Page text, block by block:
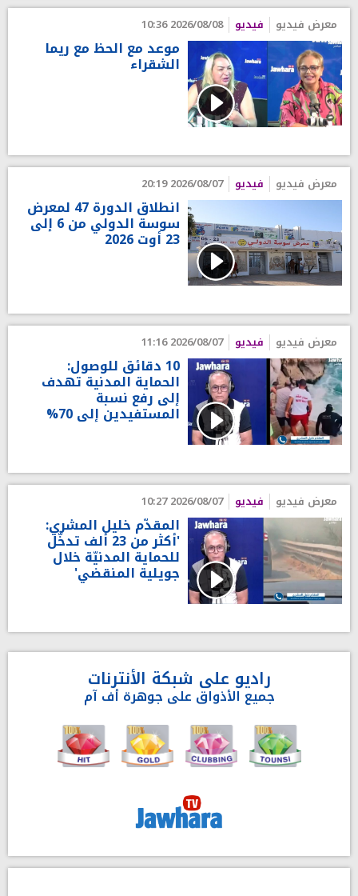
معرض فيديو فيديو 2026/08/08 10:36
موعد مع الحظ مع ريما
الشقراء
معرض فيديو فيديو 2026/08/07 20:19
انطلاق الدورة 47 لمعرض
سوسة الدولي من 6 إلى
23 أوت 2026
معرض فيديو فيديو 2026/08/07 11:16
10 دقائق للوصول:
الحماية المدنية تهدف
إلى رفع نسبة
المستفيدين إلى 70%
معرض فيديو فيديو 2026/08/07 10:27
المقدّم خليل المشري:
'أكثر من 23 ألف تدخّل
للحماية المدنيّة خلال
جويلية المنقضي'
راديو على شبكة الأنترنات
جميع الأذواق على جوهرة أف آم